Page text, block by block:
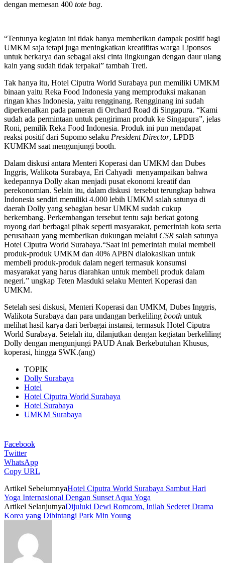
dengan memesan 400 tote bag.
“Tentunya kegiatan ini tidak hanya memberikan dampak positif bagi
UMKM saja tetapi juga meningkatkan kreatifitas warga Liponsos
untuk berkarya dan sebagai aksi cinta lingkungan dengan daur ulang
kain yang sudah tidak terpakai” tambah Treti.
Tak hanya itu, Hotel Ciputra World Surabaya pun memiliki UMKM
binaan yaitu Reka Food Indonesia yang memproduksi makanan
ringan khas Indonesia, yaitu rengginang. Rengginang ini sudah
diperkenalkan pada pameran di Orchard Road di Singapura. “Kami
sudah ada permintaan untuk pengiriman produk ke Singapura”, jelas
Roni, pemilik Reka Food Indonesia. Produk ini pun mendapat
reaksi positif dari Supomo selaku President Director, LPDB
KUMKM saat mengunjungi booth.
Dalam diskusi antara Menteri Koperasi dan UMKM dan Dubes
Inggris, Walikota Surabaya, Eri Cahyadi menyampaikan bahwa
kedepannya Dolly akan menjadi pusat ekonomi kreatif dan
perekonomian. Selain itu, dalam diskusi tersebut terungkap bahwa
Indonesia sendiri memiliki 4.000 lebih UMKM salah satunya di
daerah Dolly yang sebagian besar UMKM sudah cukup
berkembang. Perkembangan tersebut tentu saja berkat gotong
royong dari berbagai pihak seperti masyarakat, pemerintah kota serta
perusahaan yang memberikan dukungan melalui CSR salah satunya
Hotel Ciputra World Surabaya.“Saat ini pemerintah mulai membeli
produk-produk UMKM dan 40% APBN dialokasikan untuk
membeli produk-produk dalam negeri termasuk konsumsi
masyarakat yang harus diarahkan untuk membeli produk dalam
negeri.” ungkap Teten Masduki selaku Menteri Koperasi dan
UMKM.
Setelah sesi diskusi, Menteri Koperasi dan UMKM, Dubes Inggris,
Walikota Surabaya dan para undangan berkeliling booth untuk
melihat hasil karya dari berbagai instansi, termasuk Hotel Ciputra
World Surabaya. Setelah itu, dilanjutkan dengan kegiatan berkeliling
Dolly dengan mengunjungi PAUD Anak Berkebutuhan Khusus,
koperasi, hingga SWK.(ang)
TOPIK
Dolly Surabaya
Hotel
Hotel Ciputra World Surabaya
Hotel Surabaya
UMKM Surabaya
Facebook
Twitter
WhatsApp
Copy URL
Artikel SebelumnyaHotel Ciputra World Surabaya Sambut Hari
Yoga Internasional Dengan Sunset Aqua Yoga
Artikel SelanjutnyaDijuluki Dewi Romcom, Inilah Sederet Drama
Korea yang Dibintangi Park Min Young